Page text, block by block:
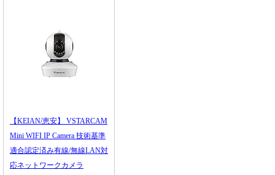
【KEIAN/恵安】 VSTARCAM
Mini WIFI IP Camera 技術基準
適合認定済み有線/無線LAN対
応ネットワークカメラ